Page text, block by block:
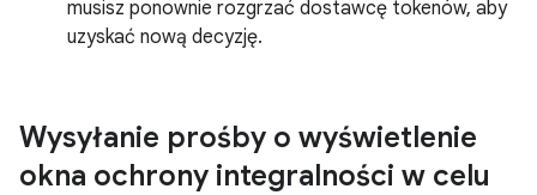
musisz ponownie rozgrzać dostawcę tokenów, aby
uzyskać nową decyzję.
Wysyłanie prośby o wyświetlenie
okna ochrony integralności w celu